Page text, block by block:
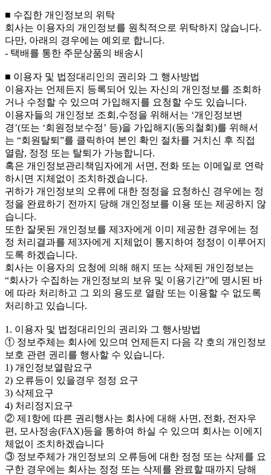
■ 수집한 개인정보의 위탁
회사는 이용자의 개인정보를 원칙적으로 위탁하지 않습니다.
다만, 아래의 경우에는 예외로 합니다.
- 택배를 통한 주문상품의 배송시
■ 이용자 및 법정대리인의 권리와 그 행사방법
이용자는 언제든지 등록되어 있는 자신의 개인정보를 조회하
거나 수정할 수 있으며 가입해지를 요청할 수도 있습니다.
이용자들의 개인정보 조회,수정을 위해서는 ‘개인정보변
경’(또는 ‘회원정보수정’ 등)을 가입해지(동의철회)를 위해서
는 “회원탈퇴”를 클릭하여 본인 확인 절차를 거치신 후 직접
열람, 정정 또는 탈퇴가 가능합니다.
혹은 개인정보관리책임자에게 서면, 전화 또는 이메일로 연락
하시면 지체없이 조치하겠습니다.
귀하가 개인정보의 오류에 대한 정정을 요청하신 경우에는 정
정을 완료하기 전까지 당해 개인정보를 이용 또는 제공하지 않
습니다.
또한 잘못된 개인정보를 제3자에게 이미 제공한 경우에는 정
정 처리결과를 제3자에게 지체없이 통지하여 정정이 이루어지
도록 하겠습니다.
회사는 이용자의 요청에 의해 해지 또는 삭제된 개인정보는
“회사가 수집하는 개인정보의 보유 및 이용기간”에 명시된 바
에 따라 처리하고 그 외의 용도로 열람 또는 이용할 수 없도록
처리하고 있습니다.
1. 이용자 및 법정대리인의 권리와 그 행사방법
① 정보주체는 회사에 있으며 언제든지 다음 각 호의 개인정보
보호 관련 권리를 행사할 수 있습니다.
1) 개인정보열람요구
2) 오류등이 있을경우 정정 요구
3) 삭제요구
4) 처리정지요구
② 제1항에 따른 권리행사는 회사에 대해 사면, 전화, 전자우
편, 모사정송(FAX)등을 통하여 하실 수 있으며 회사는 이에지
체없이 조치하겠습니다
③ 정보주체가 개인정보의 오류등에 대한 정정 또는 삭제를 요
구한 경우에는 회사는 정정 또는 삭제를 완료할 때까지 당해